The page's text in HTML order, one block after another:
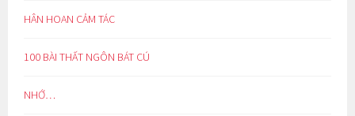
HÂN HOAN CẢM TÁC
100 BÀI THẤT NGÔN BÁT CÚ
NHỚ…